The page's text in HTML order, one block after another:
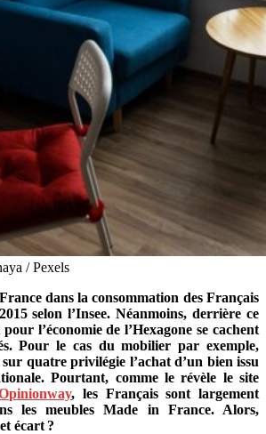
/ Pexels
dans la consommation des Français
selon l’Insee. Néanmoins, derrière ce
l’économie de l’Hexagone se cachent
Pour le cas du mobilier par exemple,
quatre privilégie l’achat d’un bien issu
Pourtant, comme le révèle le site
, les Français sont largement
les meubles Made in France. Alors,
écart ?